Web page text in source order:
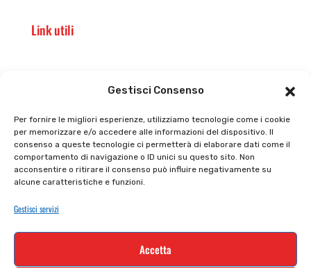
Gestisci Consenso
Per fornire le migliori esperienze, utilizziamo tecnologie come i cookie
per memorizzare e/o accedere alle informazioni del dispositivo. Il
consenso a queste tecnologie ci permetterà di elaborare dati come il
comportamento di navigazione o ID unici su questo sito. Non
acconsentire o ritirare il consenso può influire negativamente su
alcune caratteristiche e funzioni.
Gestisci servizi
Accetta
Link utili
Privacy policy
Cookie policy
Tutti prodotti
Termini e condizioni